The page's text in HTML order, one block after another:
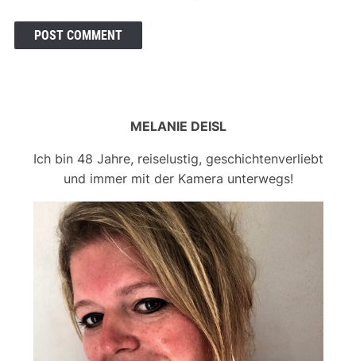
MELANIE DEISL
Ich bin 48 Jahre, reiselustig, geschichtenverliebt
und immer mit der Kamera unterwegs!